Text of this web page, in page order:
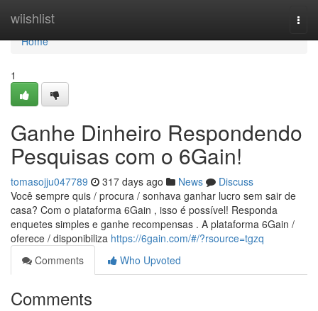
wiishlist
Home
Home
1
Ganhe Dinheiro Respondendo
Pesquisas com o 6Gain!
tomasojju047789 317 days ago News
Discuss
Você sempre quis / procura / sonhava ganhar lucro sem sair de
casa? Com o plataforma 6Gain , isso é possível! Responda
enquetes simples e ganhe recompensas . A plataforma 6Gain /
oferece / disponibiliza https://6gain.com/#/?rsource=tgzq
Comments
Who Upvoted
Comments